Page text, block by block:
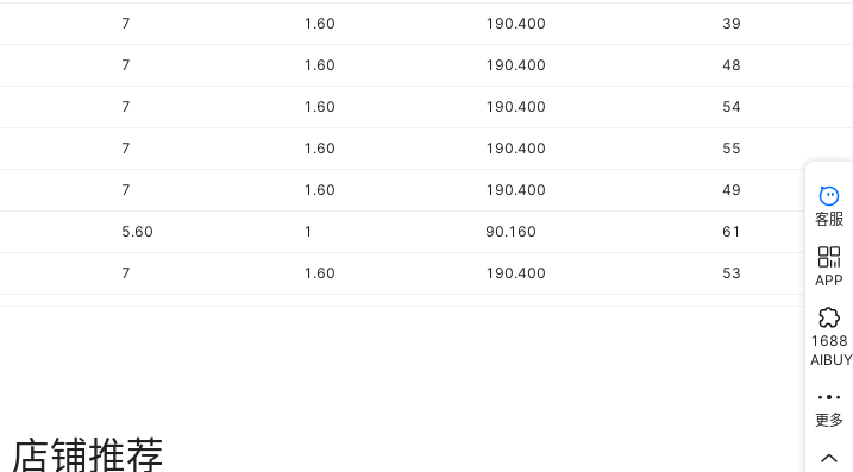
7 1.60 190.400 39
7 1.60 190.400 48
7 1.60 190.400 54
7 1.60 190.400 55
7 1.60 190.400 49
5.60 1 90.160 61
7 1.60 190.400 53
7
客服
APP
1688
AIBUY
更多